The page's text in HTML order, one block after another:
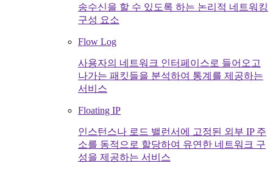
송수신을 할 수 있도록 하는 논리적 네트워킹
구성 요소
Flow Log
사용자의 네트워크 인터페이스로 들어오고
나가는 패킷들을 분석하여 통계를 제공하는
서비스
Floating IP
인스턴스나 로드 밸런서에 고정된 외부 IP 주
소를 동적으로 할당하여 유연한 네트워크 구
성을 제공하는 서비스